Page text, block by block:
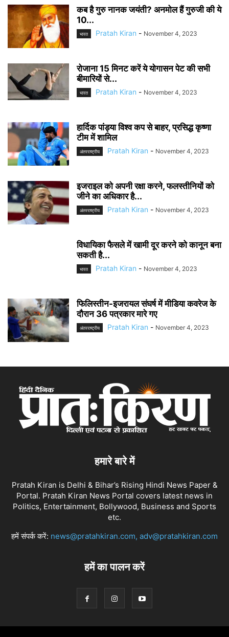
कब है गुरु नानक जयंती? अनमोल हैं गुरुजी की ये
10...
भारत Pratah Kiran - November 4, 2023
रोजाना 15 मिनट करें ये योगासन पेट की सभी
बीमारियों से...
भारत Pratah Kiran - November 4, 2023
हार्दिक पांड्या विश्व कप से बाहर, प्रसिद्ध कृष्णा
टीम में शामिल
अंतरराष्ट्रीय Pratah Kiran - November 4, 2023
इजराइल को अपनी रक्षा करने, फलस्तीनियों को
जीने का अधिकार है...
अंतरराष्ट्रीय Pratah Kiran - November 4, 2023
विधायिका फैसले में खामी दूर करने को कानून बना
सकती है...
भारत Pratah Kiran - November 4, 2023
फिलिस्तीन-इजरायल संघर्ष में मीडिया कवरेज के
दौरान 36 पत्रकार मारे गए
अंतरराष्ट्रीय Pratah Kiran - November 4, 2023
हमारे बारे में
Pratah Kiran is Delhi & Bihar’s Rising Hindi News Paper &
Portal. Pratah Kiran News Portal covers latest news in
Politics, Entertainment, Bollywood, Business and Sports
etc.
हमें संपर्क करें: news@pratahkiran.com, adv@pratahkiran.com
हमें का पालन करें